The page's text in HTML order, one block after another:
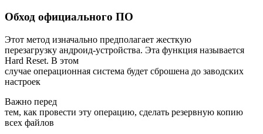
Обход официального ПО
Этот метод изначально предполагает жесткую
перезагрузку андроид-устройства. Эта функция называется
Hard Reset. В этом
случае операционная система будет сброшена до заводских
настроек
Важно перед
тем, как провести эту операцию, сделать резервную копию
всех файлов